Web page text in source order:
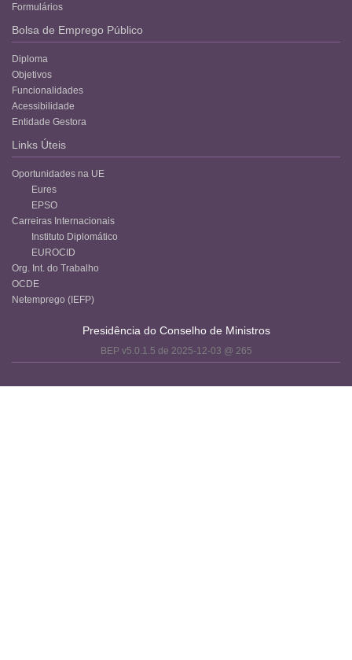
Formulários
Bolsa de Emprego Público
Diploma
Objetivos
Funcionalidades
Acessibilidade
Entidade Gestora
Links Úteis
Oportunidades na UE
Eures
EPSO
Carreiras Internacionais
Instituto Diplomático
EUROCID
Org. Int. do Trabalho
OCDE
Netemprego (IEFP)
Presidência do Conselho de Ministros
BEP v5.0.1.5 de 2025-12-03 @ 265